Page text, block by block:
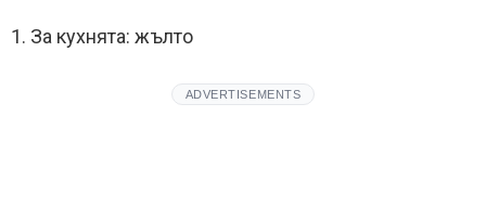
1. За кухнята: жълто
ADVERTISEMENTS